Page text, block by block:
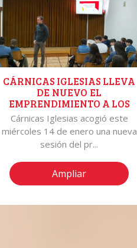
CÁRNICAS IGLESIAS LLEVA
DE NUEVO EL
EMPRENDIMIENTO A LOS
ALUMNOS DE COLEGIO
CALASANZ DE SALAMANCA
Cárnicas Iglesias acogió este
miércoles 14 de enero una nueva
sesión del pr...
Ampliar